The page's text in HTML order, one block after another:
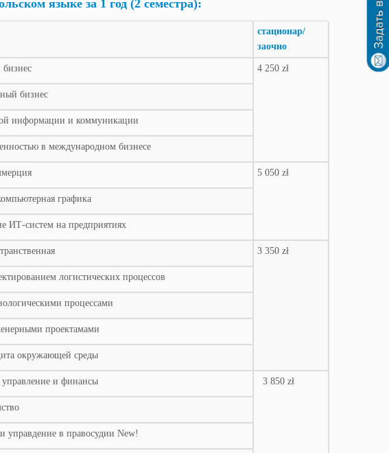
языке за 1 год (2 семестра):
стационар/
заочно
4 250 zł
бизнес
информации и коммуникации
в международном бизнесе
5 050 zł
графика
ИТ-систем на предприятиях
3 350 zł
логистических процессов
процессами
проектамами
окружающей среды
управление и финансы 3 850 zł
управдение в правосудии New!